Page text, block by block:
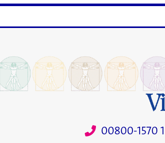
00800-1570